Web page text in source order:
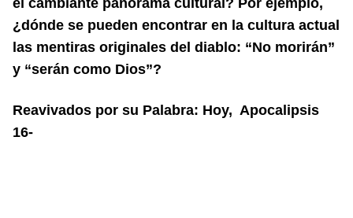
el cambiante panorama cultural? Por ejemplo,
¿dónde se pueden encontrar en la cultura actual
las mentiras originales del diablo: “No morirán”
y “serán como Dios”?
Reavivados por su Palabra: Hoy, Apocalipsis
16-